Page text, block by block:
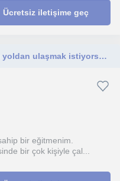
Ücretsiz iletişime geç
Eğer sizde hedeflerinize en doğru yoldan ulaşmak istiyorsanız benimle iletişime geçin.
bir eğitmenim.
bir çok kişiyle çal...